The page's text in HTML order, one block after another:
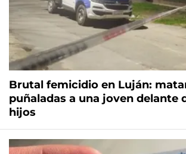
Brutal femicidio en Luján:
puñaladas a una joven delante
hijos